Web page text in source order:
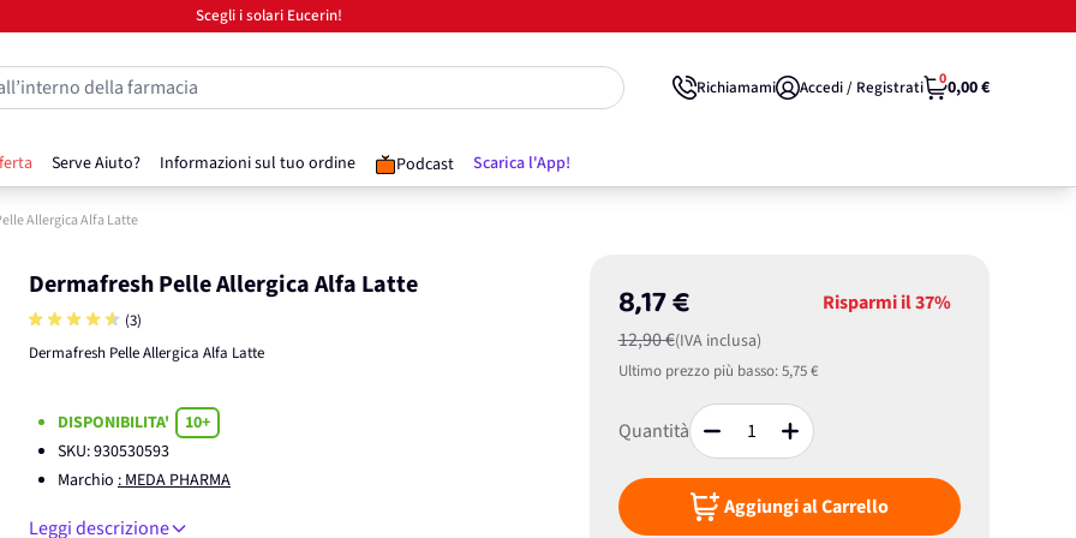
Scegli i solari Eucerin!
Serve Aiuto? Informazioni sul tuo ordine Podcast Scarica l'App!
della farmacia Richiamami Accedi / Registrati 00,00 €
Allergica Alfa Latte
Dermafresh Pelle Allergica Alfa Latte
(3)
Dermafresh Pelle Allergica Alfa Latte
8,17 €
12,90 €(IVA inclusa)
Risparmi il37%
Ultimo prezzo più basso:5,75 €
Quantità
Aggiungi al Carrello
DISPONIBILITA'
10+
SKU:930530593
Marchio : MEDA PHARMA
Leggi descrizione